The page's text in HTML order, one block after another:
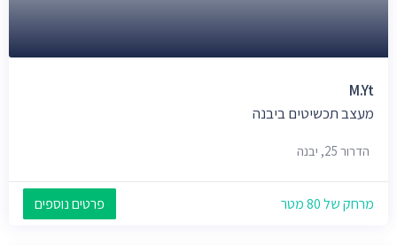
M.yt
מעצב תכשיטים ביבנה
הדרור 25, יבנה
מרחק של 80 מטר פרטים נוספים